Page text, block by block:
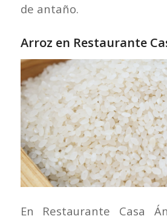
de antaño.
Arroz en Restaurante
En Restaurante Casa